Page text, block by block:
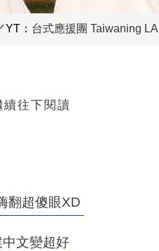
： 台式應援團 Taiwaning LA
往下閱讀
翻超傻眼XD
文變超好